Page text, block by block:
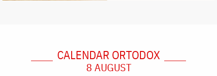
CALENDAR ORTODOX
8 AUGUST